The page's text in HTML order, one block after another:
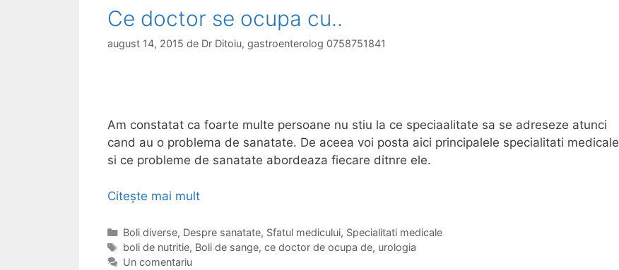
Ce doctor se ocupa cu..
august 14, 2015 de Dr Ditoiu, gastroenterolog 0758751841
Am constatat ca foarte multe persoane nu stiu la ce speciaalitate sa se adreseze atunci
cand au o problema de sanatate. De aceea voi posta aici principalele specialitati medicale
si ce probleme de sanatate abordeaza fiecare ditnre ele.
Citește mai mult
d
o
C
a
t
Boli diverse, Despre sanatate, Sfatul medicului, Specialitati medicale
E
t
boli de nutritie, Boli de sange, ce doctor de ocupa de, urologia
Un comentariu